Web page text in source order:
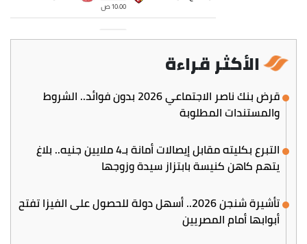
الأكثر قراءة
قرض بنك ناصر الاجتماعي 2026 بدون فوائد.. الشروط
والمستندات المطلوبة
التبرع بكليته مقابل إيصالات أمانة بـ4 ملايين جنيه.. بلاغ
يتهم كاهن كنيسة بابتزاز سيدة وزوجها
تأشيرة شنجن 2026.. أسهل دولة للحصول على الفيزا تفتح
أبوابها أمام المصريين